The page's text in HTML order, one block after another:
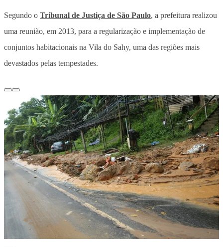
Segundo o Tribunal de Justiça de São Paulo, a prefeitura realizou
uma reunião, em 2013, para a regularização e implementação de
conjuntos habitacionais na Vila do Sahy, uma das regiões mais
devastados pelas tempestades.